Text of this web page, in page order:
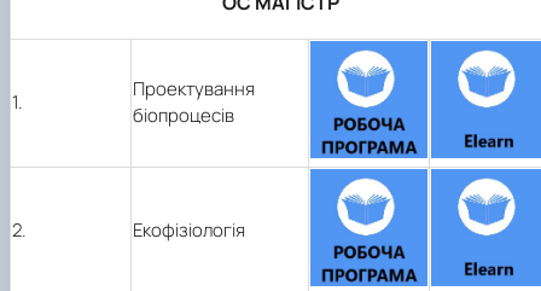
1.
Проектування
біопроцесів
2. Екофізіологія